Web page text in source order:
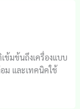
ข้มข้นถึงเครื่องแบบ
ม และเทคนิคใช้